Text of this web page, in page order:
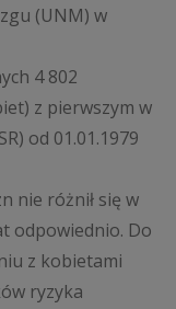
(UNM) w
4 802
z pierwszym w
od 01.01.1979
nie różnił się w
odpowiednio. Do
z kobietami
ryzyka